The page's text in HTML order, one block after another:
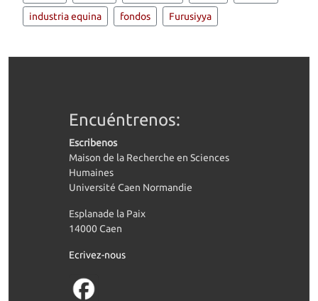
industria equina fondos Furusiyya
Encuéntrenos:
Escribenos
Maison de la Recherche en Sciences
Humaines
Université Caen Normandie
Esplanade la Paix
14000 Caen
Ecrivez-nous